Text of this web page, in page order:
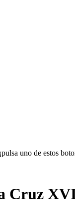
uno de estos
Cruz